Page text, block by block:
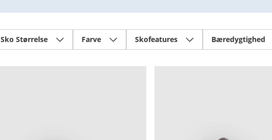
Sko Størrelse Farve Skofeatures Bæredygtighed